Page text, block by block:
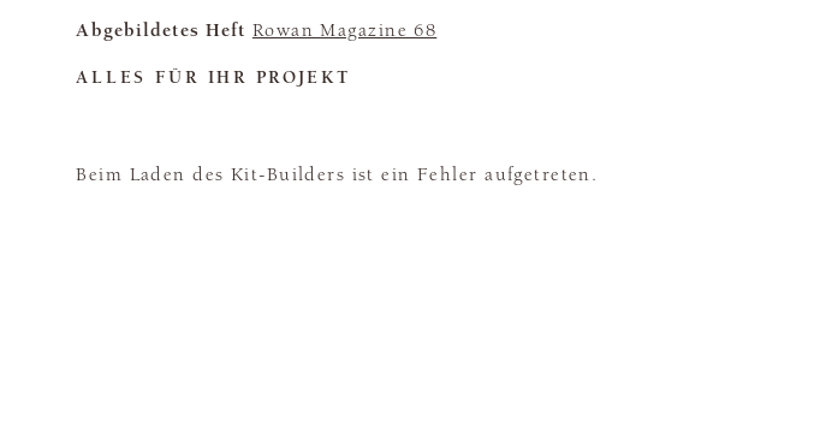
Abgebildetes Heft Rowan Magazine 68
ALLES FÜR IHR PROJEKT
Beim Laden des Kit-Builders ist ein Fehler aufgetreten.